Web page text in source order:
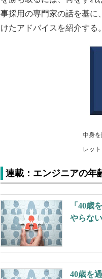
事採用の専門家の話を基に
けたアドバイスを紹介する。
中身
レッ
連載：エンジニアの年
「40歳
やらな
40歳を